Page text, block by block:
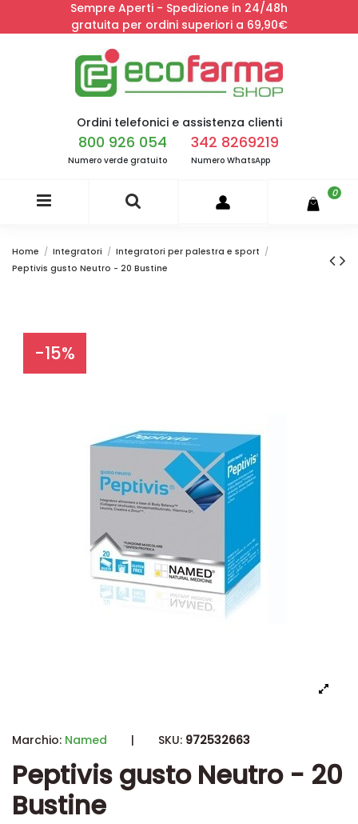
Sempre Aperti - Spedizione in 24/48h
gratuita per ordini superiori a 69,90€
Ordini telefonici e assistenza clienti
800 926 054
Numero verde gratuito
342 8269219
Numero WhatsApp
0
Home Integratori
Integratori per palestra e sport
Peptivis gusto Neutro - 20 Bustine
-15%
Marchio: Named | SKU: 972532663
Peptivis gusto Neutro - 20
Bustine